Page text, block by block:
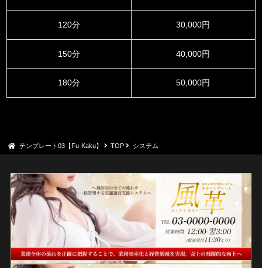
120分
150分
180分
30,000円
40,000円
50,000円
テンプレート03【Fu-Kaku】 TOP システム